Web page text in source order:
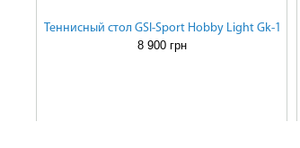
Теннисный стол GSI-Sport Hobby Light Gk-1
8 900 грн